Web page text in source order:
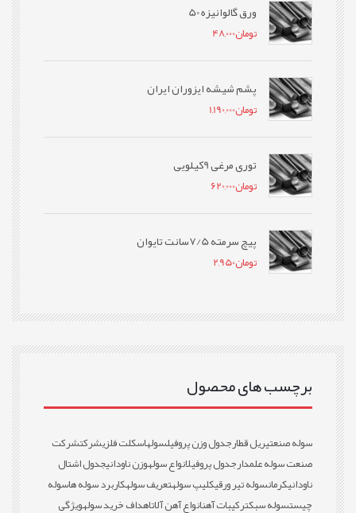
ورق گالوانیزه 50
تومان48,000
پشم شیشه ایزوران ایران
تومان1,190,000
توری مرغی 9کیلویی
تومان620,000
پیچ سرمته 7/5سانت تایوان
تومان2,950
برچسب های محصول
سوله صنعتیریل قطارجدول وزن پروفیلسولهاسکلت فلزیشرکتشرکت
صنعت سوله علمدارجدول پروفیلانواع سولهوزن ناودانیجدول اشتال
ناودانیکرمانسوله تیر ورقیکلیپ سولهتعریف سولهکاربرد سوله هاسوله
چیستسوله سبکترکیبات آهنانواع آهن آلاتاهداف خرید سولهویژگی